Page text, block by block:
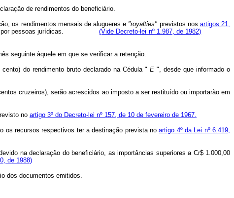
de rendimentos do beneficiário.
os rendimentos mensais de alugueres e "royalties" previstos nos artigos 21,
físicas por pessoas jurídicas.(Vide Decreto-lei nº 1.987, de 1982)
seguinte àquele em que se verificar a retenção.
do rendimento bruto declarado na Cédula " E", desde que informado o
cruzeiros), serão acrescidos ao imposto a ser restituído ou importarão em
no artigo 3º do Decreto-lei nº 157, de 10 de fevereiro de 1967.
os recursos respectivos ter a destinação prevista noartigo 4º da Lei nº 6.419,
na declaração do beneficiário, as importâncias superiores a Cr$ 1.000,00
de 1988)
dos documentos emitidos.